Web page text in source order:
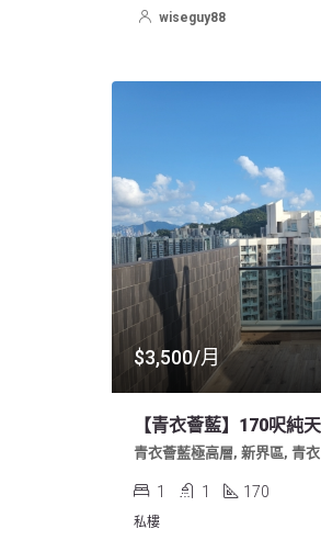
wiseguy88
$3,500/月
青衣薈藍極高層, 新界區, 青衣
1 1 170
私樓